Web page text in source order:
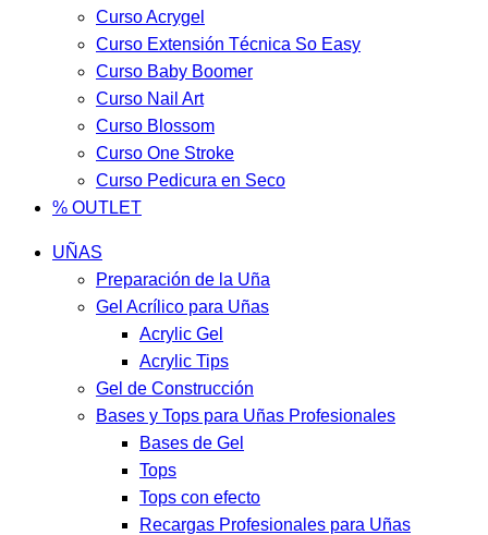
Curso Acrygel
Curso Extensión Técnica So Easy
Curso Baby Boomer
Curso Nail Art
Curso Blossom
Curso One Stroke
Curso Pedicura en Seco
% OUTLET
UÑAS
Preparación de la Uña
Gel Acrílico para Uñas
Acrylic Gel
Acrylic Tips
Gel de Construcción
Bases y Tops para Uñas Profesionales
Bases de Gel
Tops
Tops con efecto
Recargas Profesionales para Uñas